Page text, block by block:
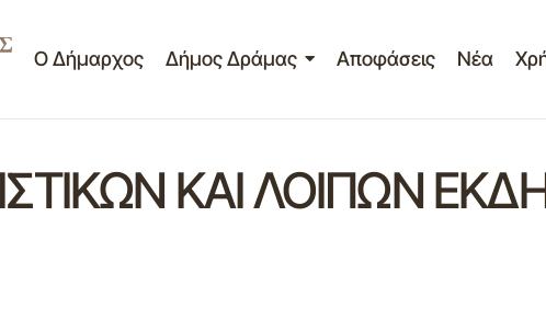
Ο Δήμαρχος Δήμος Δράμας Αποφάσεις Νέα
ΚΑΙ ΛΟΙΠΩΝ